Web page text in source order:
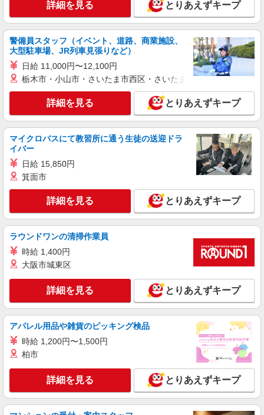
株式会社kotrio /●SW-S-2023288
【八坂駅】看護助手募集(パート)＊柔軟性があ
る働き方♪
時給1550円〜2312円 ＜交通費全支給(ガソリ
ン代含む)＞
小平市
キープ 詳細を見る
職業紹介
株式会社トラストグロース 新宿本社 第3営業部
一夜勤：准看護師30000円/看護師34000円 ※資
東京都小平市
キープ 詳細を見る
職業紹介
株式会社kotrio /●SW-S-2023289
【小平駅】看護助手募集(パート)＊柔軟性があ
る働き方♪
時給1550円〜2312円 ＜交通費全支給(ガソリ
ン代含む)＞
小平市 同エリア内で他も紹介可
キープ 詳細を見る
派遣社員
（株）ウィルオブ・ワークCW 立川支店/ms130501
看護助手
時給1500円 ◆前払い・日払い・週払いOK
詳細を見る とりあえずキープ
警備員スタッフ（イベント、道路、商業施設、
大型駐車場、JR列車見張りなど）
日給 11,000円〜12,100円
栃木市・小山市・さいたま市西区・さいたま市岩槻区・久喜市・
詳細を見る とりあえずキープ
マイクロバスにて教習所に通う生徒の送迎ドラ
イバー
日給 15,850円
箕面市
詳細を見る とりあえずキープ
ラウンドワンの清掃作業員
時給 1,400円
大阪市城東区
詳細を見る とりあえずキープ
アパレル用品や雑貨のピッキング検品
時給 1,200円〜1,500円
柏市
詳細を見る とりあえずキープ